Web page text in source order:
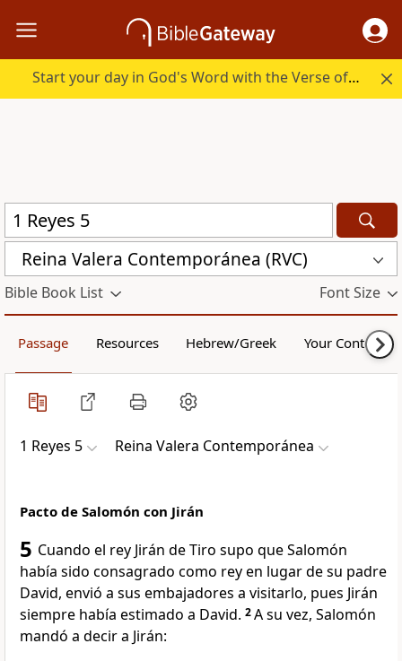
Start your day in God's Word with the Verse of the Day.
Reina Valera Contemporánea (RVC)
Bible Book List Font Size
Passage Resources Hebrew/Greek Your Content
1 Reyes 5 Reina Valera Contemporánea
Pacto de Salomón con Jirán
5 Cuando el rey Jirán de Tiro supo que Salomón
había sido consagrado como rey en lugar de su padre
David, envió a sus embajadores a visitarlo, pues Jirán
siempre había estimado a David. 2A su vez, Salomón
mandó a decir a Jirán: